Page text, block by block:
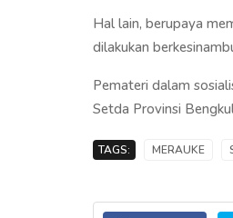
Hal lain, berupaya
dilakukan
Pemateri dalam
Setda Provinsi
TAGS: MERAUKE